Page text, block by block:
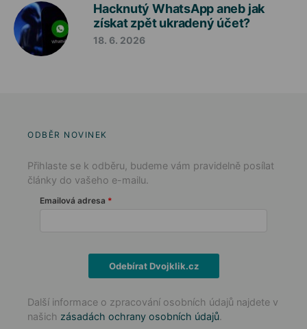
Hacknutý WhatsApp aneb jak
získat zpět ukradený účet?
18. 6. 2026
ODBĚR NOVINEK
Přihlaste se k odběru, budeme vám pravidelně posílat
články do vašeho e-mailu.
Emailová adresa
Odebírat Dvojklik.cz
Další informace o zpracování osobních údajů najdete v
našich zásadách ochrany osobních údajů.